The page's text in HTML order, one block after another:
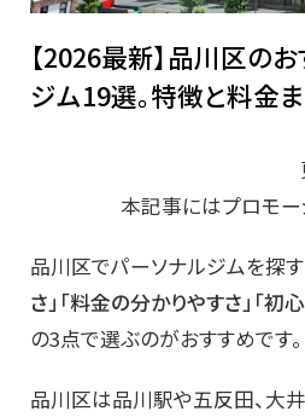
【2026最新】品川区の
ジム19選。特徴と料金
本記事にはプロモ
品川区でパーソナルジムを探す
さ」「料金の分かりやすさ」「初
の3点で選ぶのがおすすめです。
品川区は品川駅や五反田、大